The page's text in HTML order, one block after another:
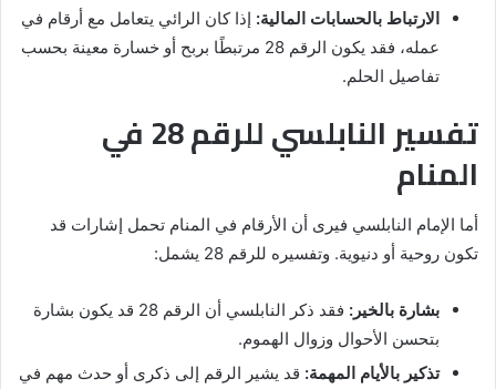
الارتباط بالحسابات المالية: إذا كان الرائي يتعامل مع أرقام في
عمله، فقد يكون الرقم 28 مرتبطًا بربح أو خسارة معينة بحسب
تفاصيل الحلم.
تفسير النابلسي للرقم 28 في
المنام
أما الإمام النابلسي فيرى أن الأرقام في المنام تحمل إشارات قد
تكون روحية أو دنيوية. وتفسيره للرقم 28 يشمل:
بشارة بالخير:
فقد ذكر النابلسي أن الرقم 28 قد يكون بشارة
بتحسن الأحوال وزوال الهموم.
تذكير بالأيام المهمة: قد يشير الرقم إلى ذكرى أو حدث مهم في